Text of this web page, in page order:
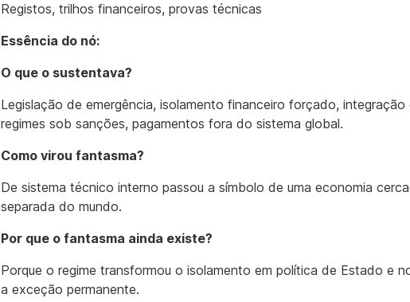
Registos, trilhos financeiros, provas técnicas
Essência do nó:
O que o sustentava?
Legislação de emergência, isolamento financeiro forçado, integração
regimes sob sanções, pagamentos fora do sistema global.
Como virou fantasma?
De sistema técnico interno passou a símbolo de uma economia
separada do mundo.
Por que o fantasma ainda existe?
Porque o regime transformou o isolamento em política de Estado e
a exceção permanente.